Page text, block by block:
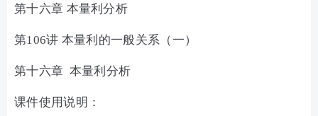
第十六章 本量利分析
第106讲 本量利的一般关系（一）
第十六章 本量利分析
课件使用说明：